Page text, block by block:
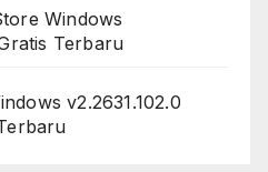
Windows
Terbaru
v2.2631.102.0